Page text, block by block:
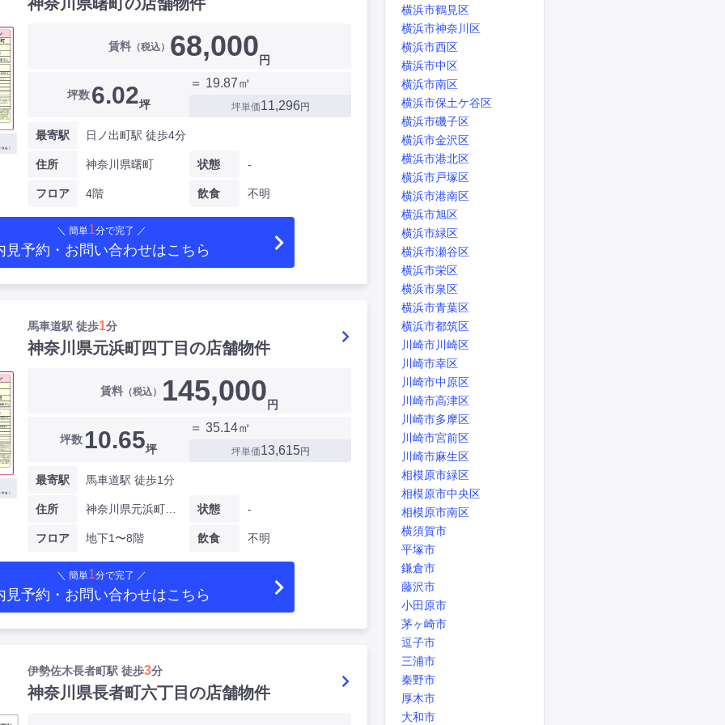
賃料 （税込） 68,000 円
坪数 6.02坪
＝ 19.87㎡
坪単価11,296円
最寄駅 日ノ出町駅 徒歩4分
住所 神奈川県曙町
フロア 4階
状態 -
飲食 不明
＼ 簡単1分で完了 ／
見予約・お問い合わせはこちら
馬車道駅 徒歩1分
神奈川県元浜町四丁目の店舗物件
賃料 （税込） 145,000 円
坪数 10.65坪
＝ 35.14㎡
坪単価13,615円
最寄駅 馬車道駅 徒歩1分
住所
フロア 地下1〜8階
状態 -
飲食 不明
＼ 簡単1分で完了 ／
見予約・お問い合わせはこちら
伊勢佐木長者町駅 徒歩3分
神奈川県長者町六丁目の店舗物件
横浜市鶴見区
横浜市神奈川区
横浜市西区
横浜市中区
横浜市南区
横浜市保土ケ谷区
横浜市磯子区
横浜市金沢区
横浜市港北区
横浜市戸塚区
横浜市港南区
横浜市旭区
横浜市緑区
横浜市瀬谷区
横浜市栄区
横浜市泉区
横浜市青葉区
横浜市都筑区
川崎市川崎区
川崎市幸区
川崎市中原区
川崎市高津区
川崎市多摩区
川崎市宮前区
川崎市麻生区
相模原市緑区
相模原市中央区
相模原市南区
横須賀市
平塚市
鎌倉市
藤沢市
小田原市
茅ヶ崎市
逗子市
三浦市
秦野市
厚木市
大和市